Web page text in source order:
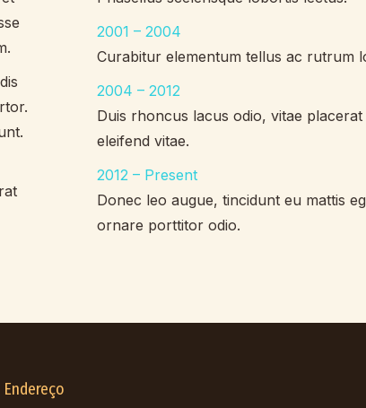
2001 – 2004
Curabitur elementum tellus ac rutrum
2004 – 2012
Duis rhoncus lacus odio, vitae placerat
eleifend vitae.
2012 – Present
Donec leo augue, tincidunt eu mattis
ornare porttitor odio.
Endereço